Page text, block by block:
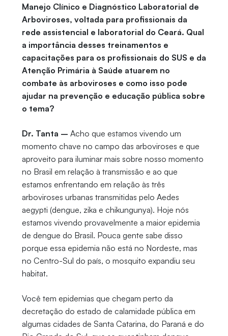
Manejo Clínico e Diagnóstico Laboratorial de
Arboviroses, voltada para profissionais da
rede assistencial e laboratorial do Ceará. Qual
a importância desses treinamentos e
capacitações para os profissionais do SUS e da
Atenção Primária à Saúde atuarem no
combate às arboviroses e como isso pode
ajudar na prevenção e educação pública sobre
o tema?
Dr. Tanta – Acho que estamos vivendo um
momento chave no campo das arboviroses e que
aproveito para iluminar mais sobre nosso momento
no Brasil em relação à transmissão e ao que
estamos enfrentando em relação às três
arboviroses urbanas transmitidas pelo Aedes
aegypti (dengue, zika e chikungunya). Hoje nós
estamos vivendo provavelmente a maior epidemia
de dengue do Brasil. Pouca gente sabe disso
porque essa epidemia não está no Nordeste, mas
no Centro-Sul do país, o mosquito expandiu seu
habitat.
Você tem epidemias que chegam perto da
decretação do estado de calamidade pública em
algumas cidades de Santa Catarina, do Paraná e do